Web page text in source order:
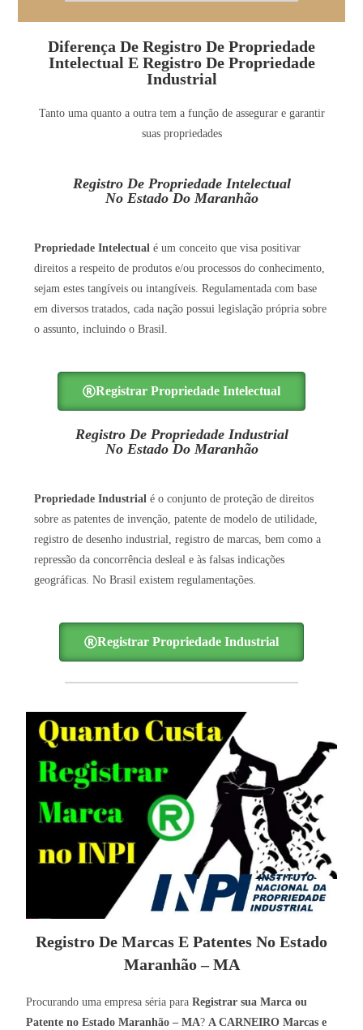
Diferença De Registro De Propriedade
Intelectual E Registro De Propriedade
Industrial
Tanto uma quanto a outra tem a função de assegurar e garantir
suas propriedades
Registro De Propriedade Intelectual
No Estado Do Maranhão
Propriedade Intelectual é um conceito que visa positivar
direitos a respeito de produtos e/ou processos do conhecimento,
sejam estes tangíveis ou intangíveis. Regulamentada com base
em diversos tratados, cada nação possui legislação própria sobre
o assunto, incluindo o Brasil.
Registrar Propriedade Intelectual
Registro De Propriedade Industrial
No Estado Do Maranhão
Propriedade Industrial é o conjunto de proteção de direitos
sobre as patentes de invenção, patente de modelo de utilidade,
registro de desenho industrial, registro de marcas, bem como a
repressão da concorrência desleal e às falsas indicações
geográficas. No Brasil existem regulamentações.
Registrar Propriedade Industrial
Registro De Marcas E Patentes No Estado
Maranhão – MA
Procurando uma empresa séria paraRegistrar sua Marca ou
Patente no Estado Maranhão – MA?A CARNEIRO Marcas e